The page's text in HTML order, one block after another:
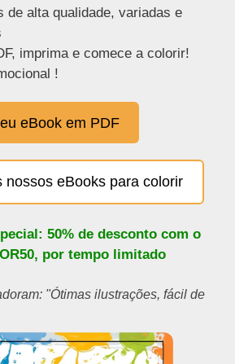
de alta qualidade, variadas e
imprima e comece a colorir!
!
eBook em PDF
nossos eBooks para colorir
50% de desconto com o
, por tempo limitado
"Ótimas ilustrações, fácil de